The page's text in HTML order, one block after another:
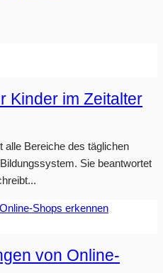
Kinder im Zeitalter
alle Bereiche des täglichen
Sie beantwortet
von Online-